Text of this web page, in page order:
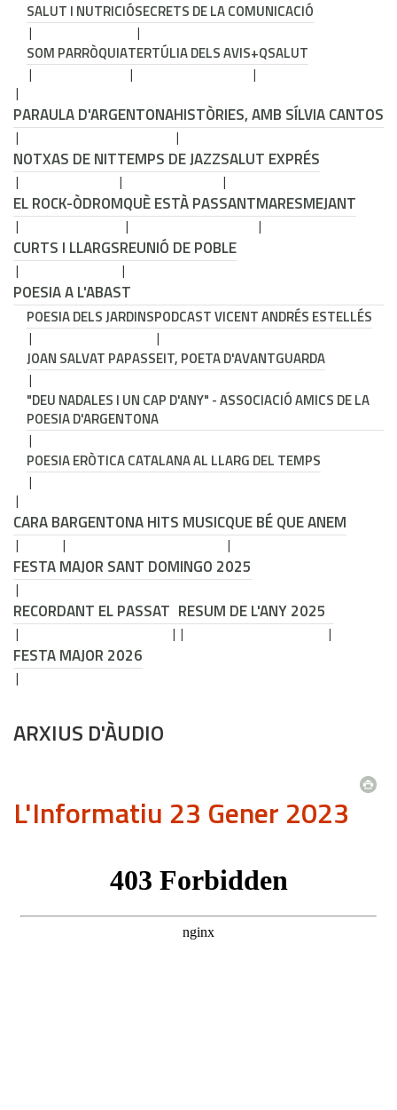
SALUT I NUTRICIÓSECRETS DE LA COMUNICACIÓ
SOM PARRÒQUIATERTÚLIA DELS AVIS+QSALUT
PARAULA D'ARGENTONAHISTÒRIES, AMB SÍLVIA CANTOS
NOTXAS DE NITTEMPS DE JAZZSALUT EXPRÉS
EL ROCK-ÒDROMQUÈ ESTÀ PASSANTMARESMEJANT
CURTS I LLARGSREUNIÓ DE POBLE
POESIA A L'ABAST
POESIA DELS JARDINSPODCAST VICENT ANDRÉS ESTELLÉS
JOAN SALVAT PAPASSEIT, POETA D'AVANTGUARDA
"DEU NADALES I UN CAP D'ANY" - ASSOCIACIÓ AMICS DE LA
POESIA D'ARGENTONA
POESIA ERÒTICA CATALANA AL LLARG DEL TEMPS
CARA BARGENTONA HITS MUSICQUE BÉ QUE ANEM
FESTA MAJOR SANT DOMINGO 2025
RECORDANT EL PASSAT RESUM DE L'ANY 2025
FESTA MAJOR 2026
ARXIUS D'ÀUDIO
L'Informatiu 23 Gener 2023